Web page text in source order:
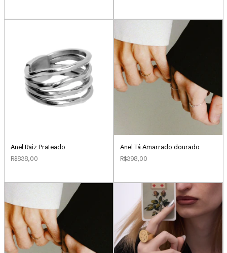
Anel Raiz Prateado
R$838,00
Anel Tá Amarrado dourado
R$398,00